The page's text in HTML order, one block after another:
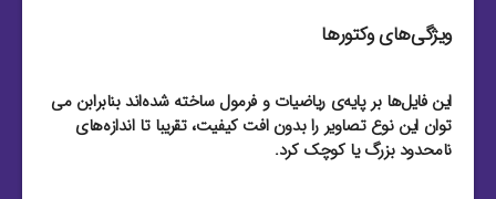
ویژگی‌های وکتورها
این فایل‌ها بر پایه‌ی ریاضیات و فرمول ساخته شده‌اند بنابرابن می
توان این نوع تصاویر را بدون افت کیفیت، تقریبا تا اندازه‌های
نامحدود بزرگ یا کوچک کرد.